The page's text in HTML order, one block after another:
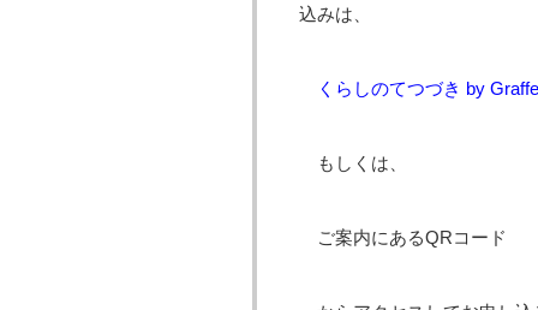
込みは、
くらしのてつづき by
もしくは、
ご案内にあるQRコード